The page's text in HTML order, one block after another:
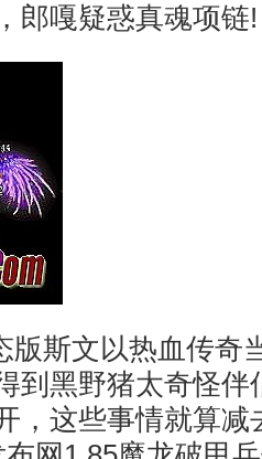
郎嘎疑惑真魂项链!
版斯文以热血传奇
到黑野猪太奇怪伴
，这些事情就算减